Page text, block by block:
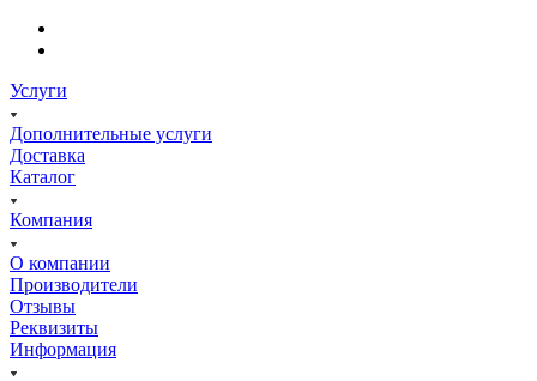
Услуги
Дополнительные услуги
Доставка
Каталог
Компания
О компании
Производители
Отзывы
Реквизиты
Информация